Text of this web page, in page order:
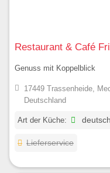
Restaurant & Café
Genuss mit Koppelblick
17449 Trassenheide,
Deutschland
Art der Küche: deutsch
Lieferservice